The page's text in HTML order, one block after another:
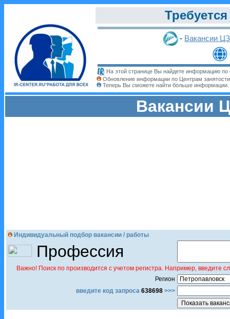
- Вакансии
На этой странице Вы найдете информацию по
Обновление информации по Центрам
Теперь Вы сможете найти больше информации.
Вакансии
Индивидуальный подбор вакансии / работы
Профессия
Важно! Поиск по производится с учетом регистра. Например,
Регион
введите код запроса 638698 >>>